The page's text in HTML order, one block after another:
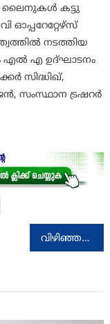
ലൈനുകൾ കട്ടു
ഓപ്പറേറ്റേഴ്സ്
നടത്തിയ
എൽ എ ഉദ്ഘാടനം
സിദ്ധിഖ്,
സംസ്ഥാന ട്രഷറർ
വിഴിഞ്ഞത്ത് നോഫിഷിംഗ് സോൺ ഇല്ല